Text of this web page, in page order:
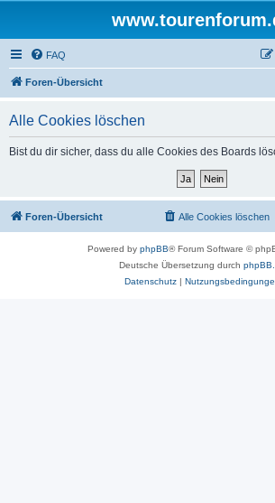
FAQ
Foren-Übersicht
Alle Cookies löschen
Bist du dir sicher, dass du alle Cookies des Boards
Foren-Übersicht Alle Cookies löschen
Powered by phpBB® Forum Software ©
Deutsche Übersetzung durch
Datenschutz|